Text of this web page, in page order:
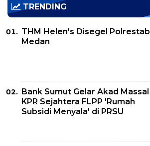
TRENDING
THM Helen's Disegel
Medan
Bank Sumut Gelar Akad Massal
KPR Sejahtera FLPP 'Rumah
Subsidi Menyala' di PRSU